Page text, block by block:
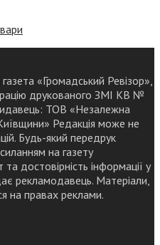
«Громадський Ревізор»,
друкованого ЗМІ КВ №
ТОВ «Незалежна
Редакція може не
Будь-який передрук
на газету
достовірність інформації у
рекламодавець. Матеріали,
на правах реклами.